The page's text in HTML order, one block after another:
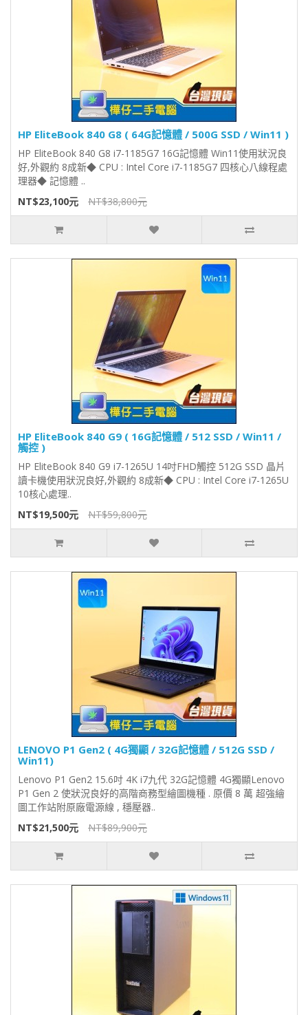
HP EliteBook 840 G8 ( 64G記憶體 / 500G SSD / Win11 )
HP EliteBook 840 G8 i7-1185G7 16G記憶體 Win11使用狀況良
好,外觀約 8成新◆ CPU : Intel Core i7-1185G7 四核心八線程處
理器◆ 記憶體 ..
NT$23,100元
NT$38,800元
HP EliteBook 840 G9 ( 16G記憶體 / 512 SSD / Win11 /
觸控 )
HP EliteBook 840 G9 i7-1265U 14吋FHD觸控 512G SSD 晶片
讀卡機使用狀況良好,外觀約 8成新◆ CPU : Intel Core i7-1265U
10核心處理..
NT$19,500元
NT$59,800元
LENOVO P1 Gen2 ( 4G獨顯 / 32G記憶體 / 512G SSD /
Win11)
Lenovo P1 Gen2 15.6吋 4K i7九代 32G記憶體 4G獨顯Lenovo
P1 Gen 2 使狀況良好的高階商務型繪圖機種 . 原價 8 萬 超強繪
圖工作站附原廠電源線 , 穩壓器..
NT$21,500元
NT$89,900元